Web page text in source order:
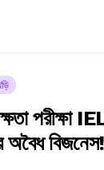
পরীক্ষা
অবৈধ বিজনেস!